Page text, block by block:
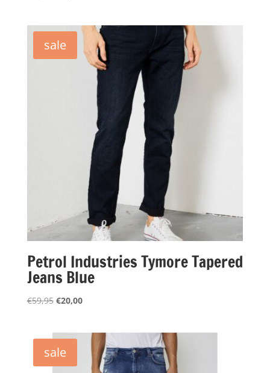
€59,95.€20,00.
sale
Petrol Industries Tymore Tapered
Jeans Blue
€59,95 Oorspronkelijke
€59,95.
€20,00Huidige
€20,00.
sale